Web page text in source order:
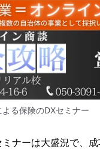
る保険のDXセミナー
ナーは大盛況で、